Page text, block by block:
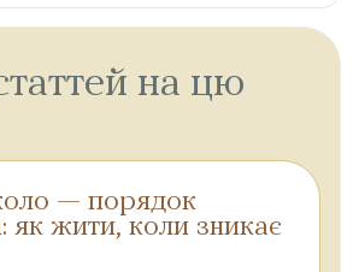
на цю
— порядок
як жити, коли зникає